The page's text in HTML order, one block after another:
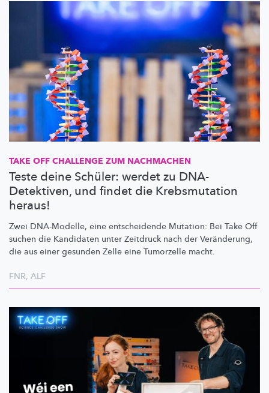
TAKE OFF CHALLENGE ZUM NACHMACHEN
Teste deine Schüler: werdet zu DNA-
Detektiven, und findet die Krebsmutation
heraus!
Zwei DNA-Modelle, eine entscheidende Mutation: Bei Take Off
suchen die Kandidaten unter Zeitdruck nach der Veränderung,
die aus einer gesunden Zelle eine Tumorzelle macht.
FNR, ALF